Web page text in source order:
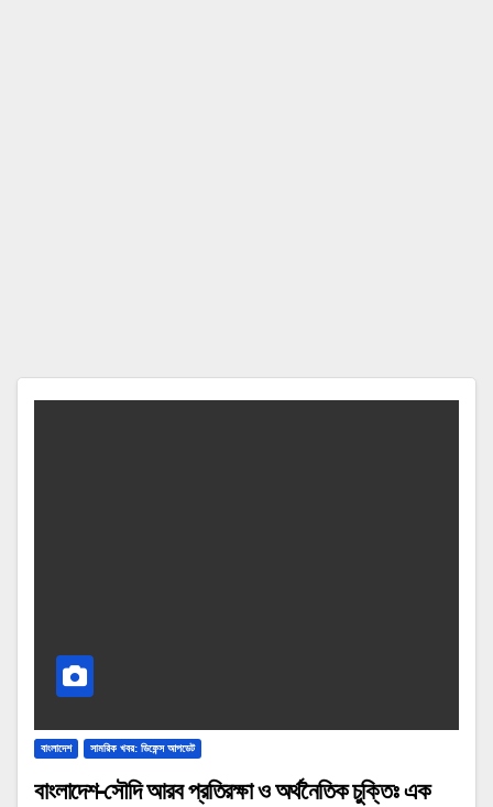
বাংলাদেশ সামরিক খবর: ডিফেন্স আপডেট
বাংলাদেশ-সৌদি আরব প্রতিরক্ষা ও অর্থনৈতিক চুক্তিঃ এক